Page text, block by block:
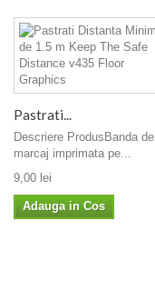
Pastrati...
Descriere ProdusBanda de
marcaj imprimata pe...
9,00 lei
Adauga in Cos